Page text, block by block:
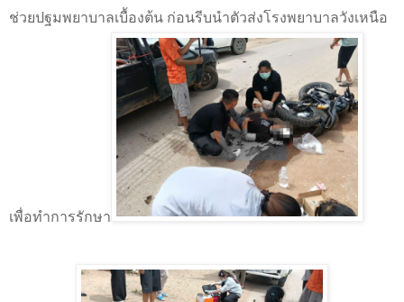
ช่วยปฐมพยาบาลเบื้องต้น ก่อนรีบนำตัวส่งโรงพยาบาลวังเหนือ
เพื่อทำการรักษา